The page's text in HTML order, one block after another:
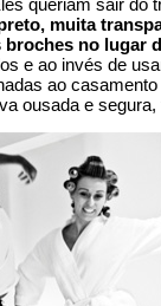
queriam sair do
muita
broches no lugar
e ao invés de
ao
ousada e